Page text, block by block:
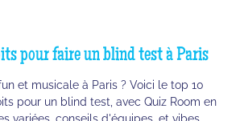
pour faire un blind test à Paris
et musicale à Paris ? Voici le top 10
pour un blind test, avec Quiz Room en